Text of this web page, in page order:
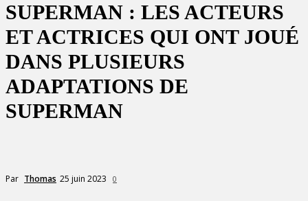
SUPERMAN : LES ACTEURS
ET ACTRICES QUI ONT JOUÉ
DANS PLUSIEURS
ADAPTATIONS DE
SUPERMAN
Par Thomas 25 juin 2023 0